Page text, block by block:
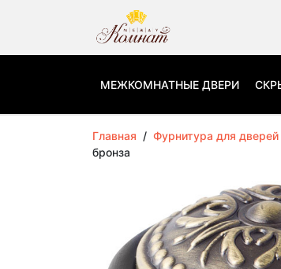
МЕЖКОМНАТНЫЕ ДВЕРИ
Главная / Фурнитура для дверей
бронза